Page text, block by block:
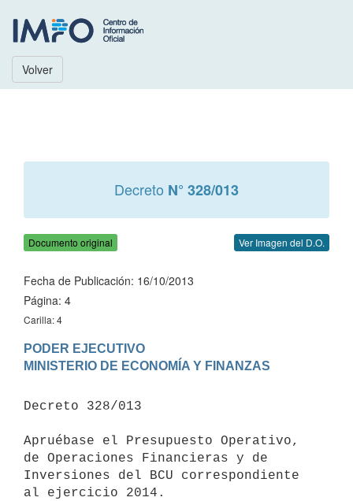
Volver
Decreto N° 328/013
Documento original Ver Imagen del D.O.
Fecha de Publicación: 16/10/2013
Página: 4
Carilla: 4
PODER EJECUTIVO
Decreto 328/013
Apruébase el Presupuesto Operativo,
de Operaciones Financieras y de
Inversiones del BCU correspondiente
al ejercicio 2014.